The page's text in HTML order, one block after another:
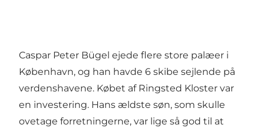
Caspar Peter Bügel ejede flere store palæer i
København, og han havde 6 skibe sejlende på
verdenshavene. Købet af Ringsted Kloster var
en investering. Hans ældste søn, som skulle
ovetage forretningerne, var lige så god til at